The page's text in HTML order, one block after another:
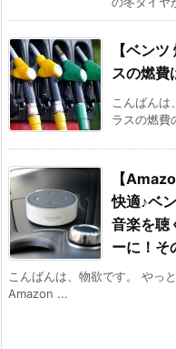
【ベン
スの燃
こんばんは
ラスの燃費
【
快適♪ベ
音楽を聴
ーに！そ
こんばんは、物欲です。 やっ
Amazon ...